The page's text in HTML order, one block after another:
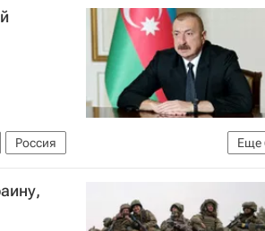
Еще
Россия
Карасин
Владимир Путин